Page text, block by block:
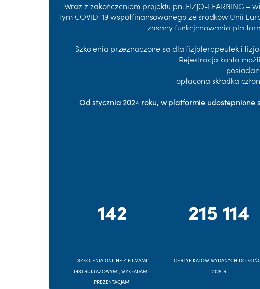
Wraz z zakończeniem projektu pn. FIZJO-LEARNING
tym COVID-19 współfinansowanego ze środków Unii
zasady funkcjonowania
Szkolenia przeznaczone są dla fizjoterapeutek i
Rejestracja konta
opłacona składka
Od stycznia 2024 roku, w platformie
142
SZKOLENIA ONLINE Z FILMAMI
INSTRUKTAŻOWYMI, WYKŁADAMI I
PREZENTACJAMI
215 114
CERTYFIKATÓW WYDANYCH DO
2025 R.